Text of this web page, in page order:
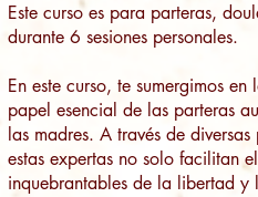
Este curso es para parteras,
durante 6 sesiones personales.
En este curso, te sumergimos
papel esencial de las parteras
las madres. A través de
estas expertas no solo facilitan
inquebrantables de la libertad y